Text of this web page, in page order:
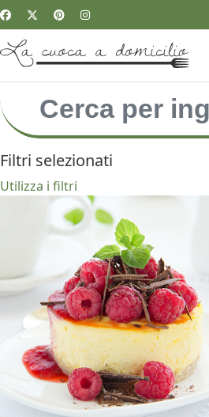
Filtri selezionati
Utilizza i filtri